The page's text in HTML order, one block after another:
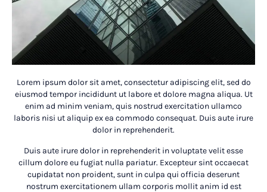
Lorem ipsum dolor sit amet, consectetur adipiscing elit, sed do
eiusmod tempor incididunt ut labore et dolore magna aliqua. Ut
enim ad minim veniam, quis nostrud exercitation ullamco
laboris nisi ut aliquip ex ea commodo consequat. Duis aute irure
dolor in reprehenderit.
Duis aute irure dolor in reprehenderit in voluptate velit esse
cillum dolore eu fugiat nulla pariatur. Excepteur sint occaecat
cupidatat non proident, sunt in culpa qui officia deserunt
nostrum exercitationem ullam corporis mollit anim id est